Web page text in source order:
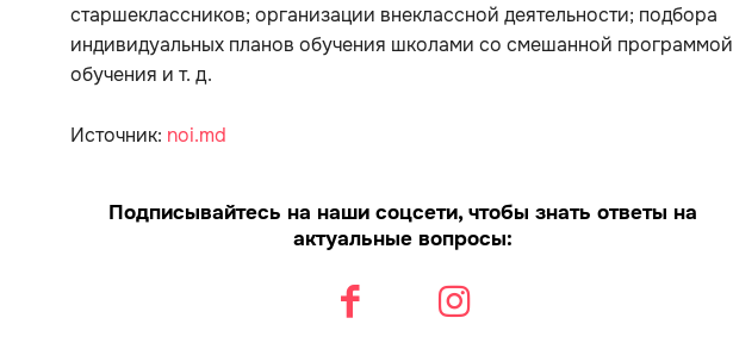
старшеклассников; организации внеклассной деятельности; подбора
индивидуальных планов обучения школами со смешанной программой
обучения и т. д.
Источник: noi.md
Подписывайтесь на наши соцсети, чтобы знать ответы на
актуальные вопросы: